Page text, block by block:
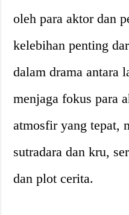
oleh para aktor dan
kelebihan penting
dalam drama antara
menjaga fokus para
atmosfir yang tepat,
sutradara dan kru,
dan plot cerita.